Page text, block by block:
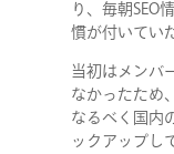
り、毎朝SEO
慣が付いてい
当初はメンバ
なかったため
なるべく国内
ックアップし